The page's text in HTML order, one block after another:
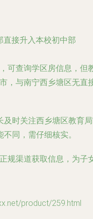
接升入本校初中部
可查询学区房信息，但
，与南宁西乡塘区无直
时关注西乡塘区教育局
同，需仔细核实。
规渠道获取信息，为子
product/259.html